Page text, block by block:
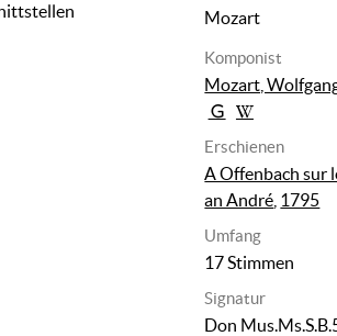
Mozart
Komponist
Mozart,
Erschienen
A Offenbach sur
an André 1795
Umfang
17 Stimmen
Signatur
Don